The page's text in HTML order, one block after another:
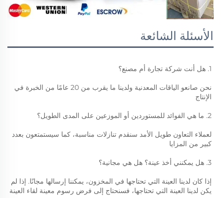
الأسئلة الشائعة
1. هل أنت شركة تجارة أم مصنع؟
الإنتاج
2. ما هي الفوائد للمستوردين أو الموزعين على المدى الطويل؟
كبير من المزايا
3. هل يمكنني أخذ عينة؟ هل هي مجانية؟
يكن لدينا العينة التي تحتاجها، فسنحتاج إلى فرض رسوم معينة لقاء العينة